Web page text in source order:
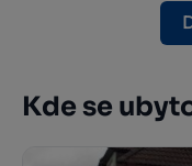
Kde se